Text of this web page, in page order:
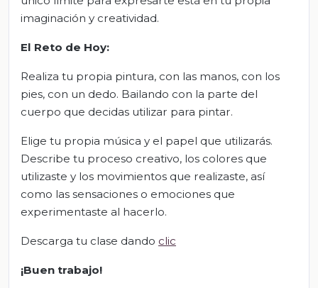
imaginación y creatividad.
El Reto de Hoy:
Realiza tu propia pintura, con las manos, con los
pies, con un dedo. Bailando con la parte del
cuerpo que decidas utilizar para pintar.
Elige tu propia música y el papel que utilizarás.
Describe tu proceso creativo, los colores que
utilizaste y los movimientos que realizaste, así
como las sensaciones o emociones que
experimentaste al hacerlo.
Descarga tu clase dando clic
¡Buen trabajo!